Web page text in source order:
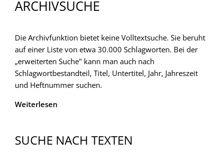
ARCHIVSUCHE
Die Archivfunktion bietet keine Volltextsuche. Sie beruht
auf einer Liste von etwa 30.000 Schlagworten. Bei der
„erweiterten Suche" kann man auch nach
Schlagwortbestandteil, Titel, Untertitel, Jahr, Jahreszeit
und Heftnummer suchen.
Weiterlesen
SUCHE NACH TEXTEN